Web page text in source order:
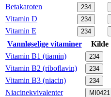
Betakaroten 234
Vitamin D 234
Vitamin E
234
Vannløselige vitaminer
Kilde
Vitamin B1 (tiamin) 234
Vitamin B2 (riboflavin)
234
Vitamin B3 (niacin)
234
Niacinekvivalenter MI0421